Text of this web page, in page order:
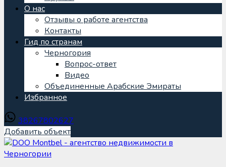
О нас
Отзывы о работе агентства
Контакты
Гид по странам
Черногория
Вопрос-ответ
Видео
Объединенные Арабские Эмираты
Избранное
38267802627
Добавить объект